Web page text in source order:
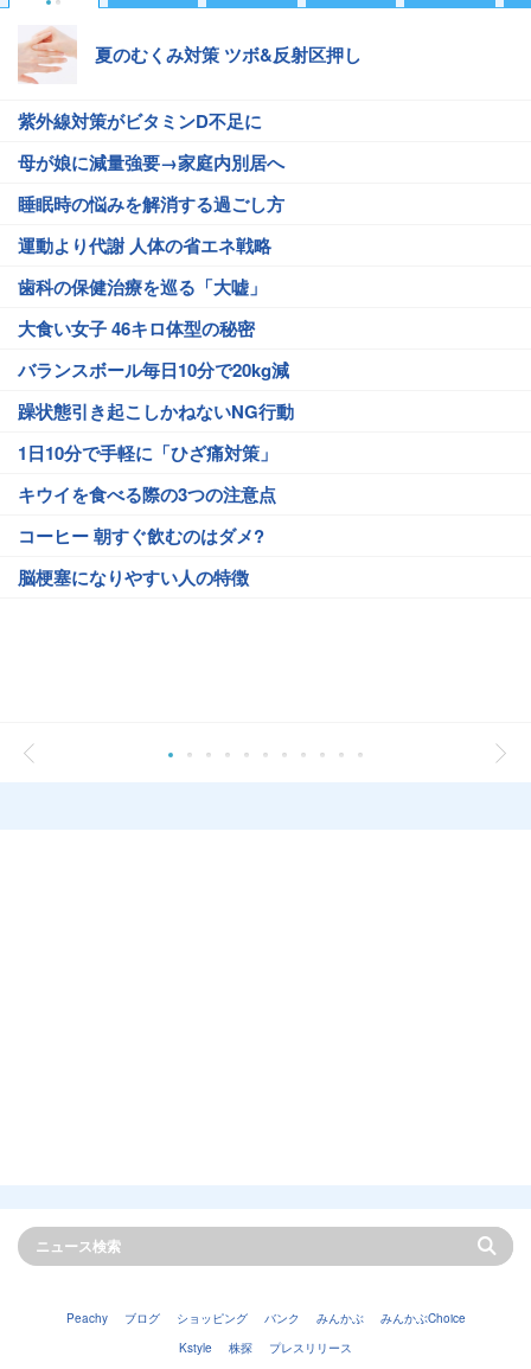
夏のむくみ対策 ツボ&反射区押し
紫外線対策がビタミンD不足に
母が娘に減量強要→家庭内別居へ
睡眠時の悩みを解消する過ごし方
運動より代謝 人体の省エネ戦略
歯科の保健治療を巡る「大嘘」
大食い女子 46キロ体型の秘密
バランスボール毎日10分で20kg減
躁状態引き起こしかねないNG行動
1日10分で手軽に「ひざ痛対策」
キウイを食べる際の3つの注意点
コーヒー 朝すぐ飲むのはダメ?
脳梗塞になりやすい人の特徴
Peachy ブログ ショッピング バンク みんかぶ
みんかぶChoice
Kstyle
株探 プレスリリース